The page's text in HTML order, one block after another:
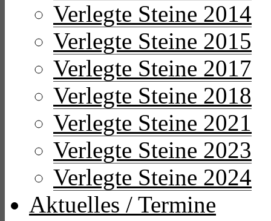
Verlegte Steine 2014
Verlegte Steine 2015
Verlegte Steine 2017
Verlegte Steine 2018
Verlegte Steine 2021
Verlegte Steine 2023
Verlegte Steine 2024
Aktuelles / Termine